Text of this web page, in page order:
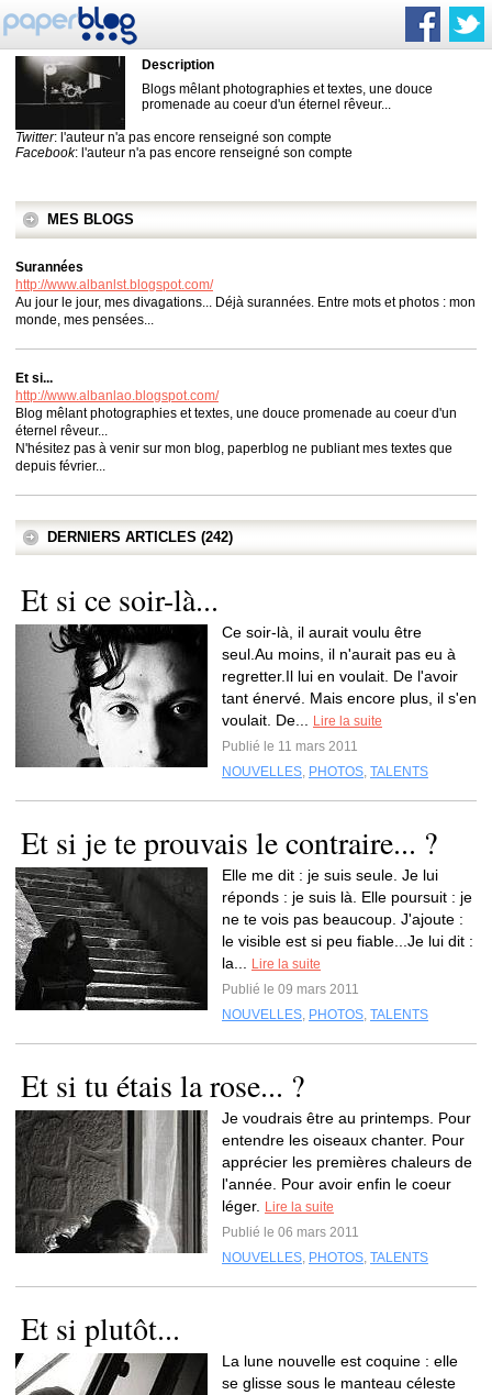
Description
Blogs mêlant photographies et textes, une douce
promenade au coeur d'un éternel rêveur...
Twitter: l'auteur n'a pas encore renseigné son compte
Facebook: l'auteur n'a pas encore renseigné son compte
MES BLOGS
Surannées
http://www.albanlst.blogspot.com/
Au jour le jour, mes divagations... Déjà surannées. Entre mots et photos : mon
monde, mes pensées...
Et si...
http://www.albanlao.blogspot.com/
Blog mêlant photographies et textes, une douce promenade au coeur d'un
éternel rêveur...
N'hésitez pas à venir sur mon blog, paperblog ne publiant mes textes que
depuis février...
DERNIERS ARTICLES (242)
Et si ce soir-là...
Ce soir-là, il aurait voulu être
seul.Au moins, il n'aurait pas eu à
regretter.Il lui en voulait. De l'avoir
tant énervé. Mais encore plus, il s'en
voulait. De...
Lire la suite
Publié le 11 mars 2011
NOUVELLES, PHOTOS, TALENTS
Et si je te prouvais le contraire... ?
Elle me dit : je suis seule. Je lui
réponds : je suis là. Elle poursuit : je
ne te vois pas beaucoup. J'ajoute :
le visible est si peu fiable...Je lui dit :
la...
Lire la suite
Publié le 09 mars 2011
NOUVELLES, PHOTOS, TALENTS
Et si tu étais la rose... ?
Je voudrais être au printemps. Pour
entendre les oiseaux chanter. Pour
apprécier les premières chaleurs de
l'année. Pour avoir enfin le coeur
léger.
Lire la suite
Publié le 06 mars 2011
NOUVELLES, PHOTOS, TALENTS
Et si plutôt...
La lune nouvelle est coquine : elle
se glisse sous le manteau céleste